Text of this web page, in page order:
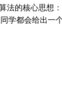
法的核心思想
学都会给出一